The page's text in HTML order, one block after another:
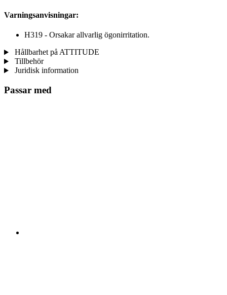
Varningsanvisningar:
H319 - Orsakar allvarlig ögonirritation.
Hållbarhet på ATTITUDE
Tillbehör
Juridisk information
Passar med